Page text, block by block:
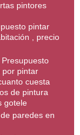
pintores
pintar
, precio
por pintar
cuesta
de pintura
gotele
paredes en